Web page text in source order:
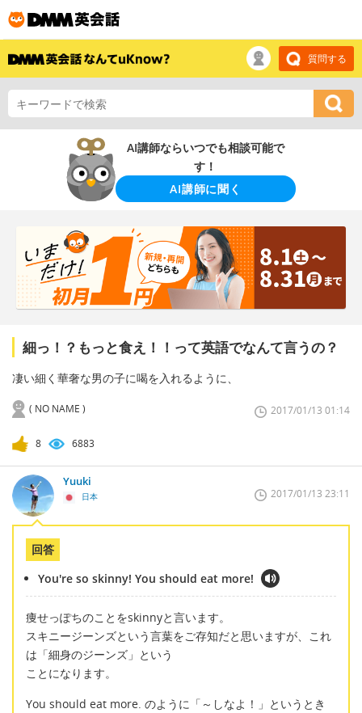
質問する
AI講師ならいつでも相談可能で
す！
AI講師に聞く
細っ！？もっと食え！！って英語でなんて言うの？
凄い細く華奢な男の子に喝を入れるように、
( NO NAME ) 2017/01/13 01:14
8 6883
Yuuki
日本 2017/01/13 23:11
回答
You're so skinny! You should eat more!
痩せっぽちのことをskinnyと言います。
スキニージーンズという言葉をご存知だと思いますが、これ
は「細身のジーンズ」という
ことになります。
You should eat more. のように「～しなよ！」というとき